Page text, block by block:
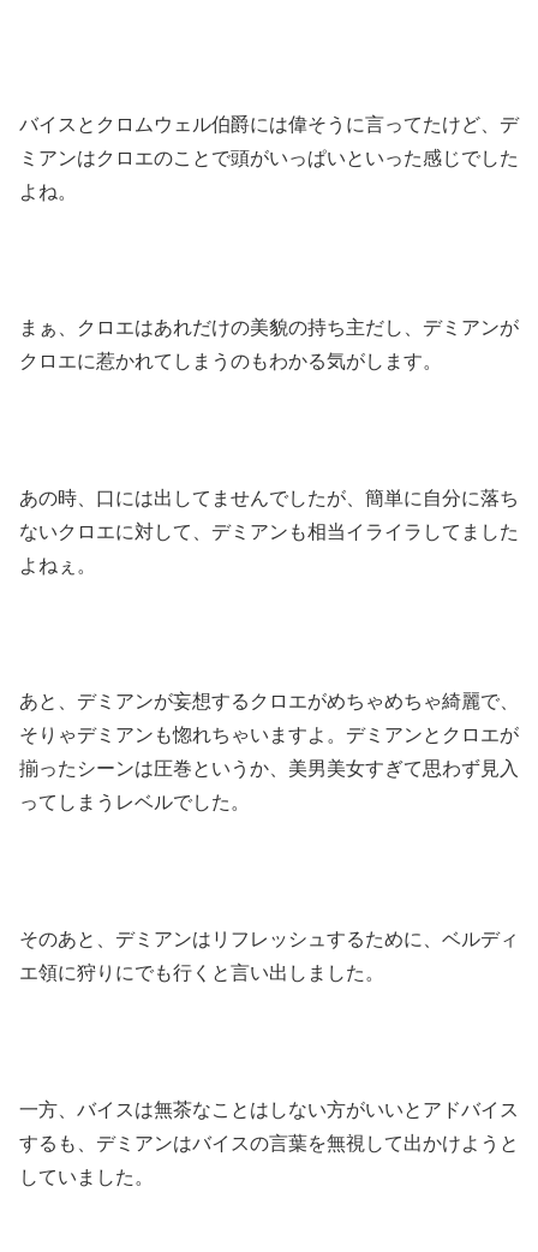
バイスとクロムウェル伯爵には偉そうに言ってたけど、デ
ミアンはクロエのことで頭がいっぱいといった感じでした
よね。
まぁ、クロエはあれだけの美貌の持ち主だし、デミアンが
クロエに惹かれてしまうのもわかる気がします。
あの時、口には出してませんでしたが、簡単に自分に落ち
ないクロエに対して、デミアンも相当イライラしてました
よねぇ。
あと、デミアンが妄想するクロエがめちゃめちゃ綺麗で、
そりゃデミアンも惚れちゃいますよ。デミアンとクロエが
揃ったシーンは圧巻というか、美男美女すぎて思わず見入
ってしまうレベルでした。
そのあと、デミアンはリフレッシュするために、ベルディ
エ領に狩りにでも行くと言い出しました。
一方、バイスは無茶なことはしない方がいいとアドバイス
するも、デミアンはバイスの言葉を無視して出かけようと
していました。